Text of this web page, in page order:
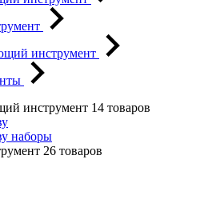
инструмент
инструмент 14 товаров
наборы
26 товаров